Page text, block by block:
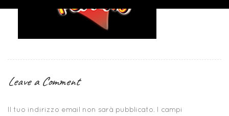
Leave a Comment
Il tuo indirizzo email non sarà pubblicato. I campi